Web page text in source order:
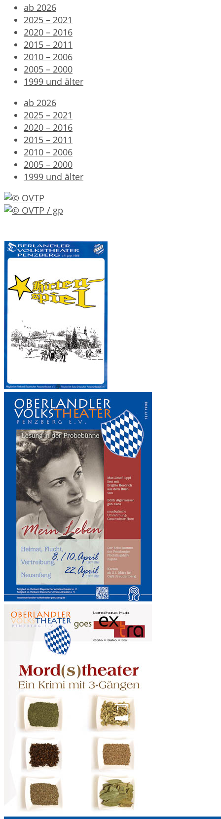
ab 2026
2025 – 2021
2020 – 2016
2015 – 2011
2010 – 2006
2005 – 2000
1999 und älter
ab 2026
2025 – 2021
2020 – 2016
2015 – 2011
2010 – 2006
2005 – 2000
1999 und älter